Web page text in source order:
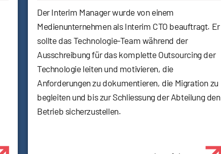
Der Interim Manager wurde von einem
Medienunternehmen als Interim CTO beauftragt. Er
sollte das Technologie-Team während der
Ausschreibung für das komplette Outsourcing der
Technologie leiten und motivieren, die
Anforderungen zu dokumentieren, die Migration zu
begleiten und bis zur Schliessung der Abteilung den
Betrieb sicherzustellen.